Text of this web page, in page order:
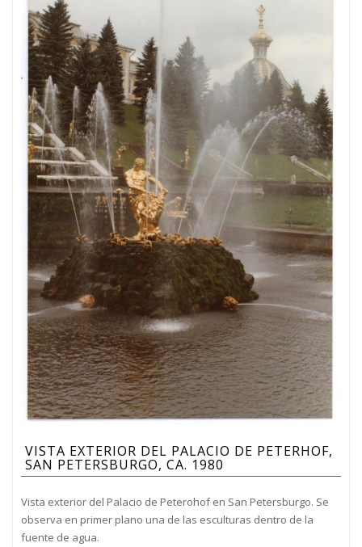
VISTA EXTERIOR DEL PALACIO DE PETERHOF,
SAN PETERSBURGO, CA. 1980
Vista exterior del Palacio de Peterohof en San Petersburgo. Se
observa en primer plano una de las esculturas dentro de la
fuente de agua.